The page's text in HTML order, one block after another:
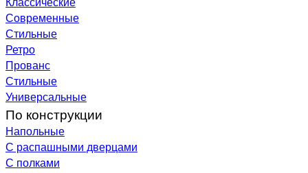
Современные
Стильные
Ретро
Прованс
Стильные
Универсальные
По конструкции
Напольные
С распашными дверцами
С полками